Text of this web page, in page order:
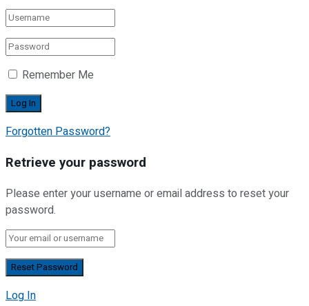
Remember Me
Forgotten Password?
Retrieve your password
Please enter your username or email address to reset your
password.
Log In